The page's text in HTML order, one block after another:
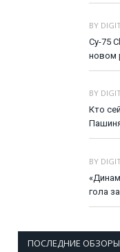
BY
Су-75
новом
BY
Кто
BY
гола
ПОСЛЕДНИЕ ОБЗОРЫ